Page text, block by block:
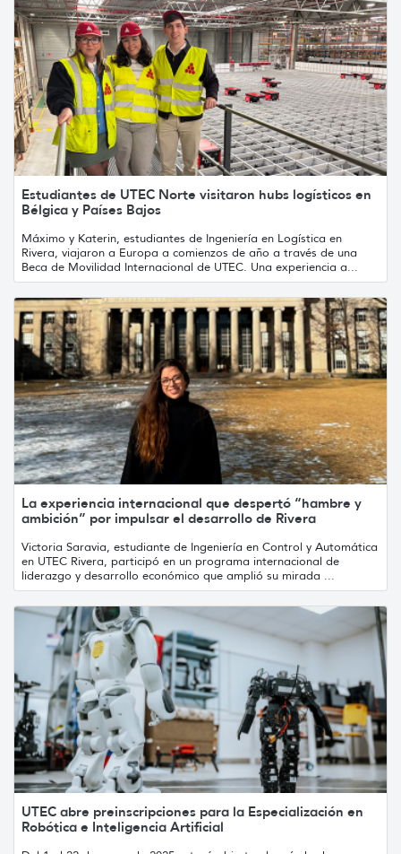
Estudiantes de UTEC Norte visitaron hubs logísticos en
Bélgica y Países Bajos
Máximo y Katerin, estudiantes de Ingeniería en Logística en
Rivera, viajaron a Europa a comienzos de año a través de una
Beca de Movilidad Internacional de UTEC. Una experiencia a...
La experiencia internacional que despertó “hambre y
ambición” por impulsar el desarrollo de Rivera
Victoria Saravia, estudiante de Ingeniería en Control y Automática
en UTEC Rivera, participó en un programa internacional de
liderazgo y desarrollo económico que amplió su mirada ...
UTEC abre preinscripciones para la Especialización en
Robótica e Inteligencia Artificial